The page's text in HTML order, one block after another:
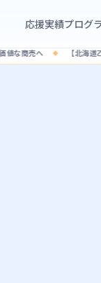
【北海道乙部町】辺境の地の
応援実績プログ